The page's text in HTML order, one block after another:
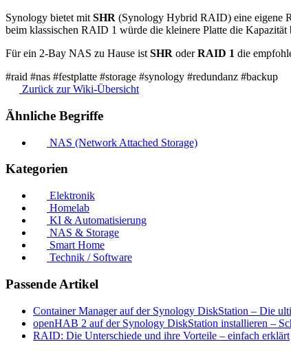
Synology bietet mit SHR (Synology Hybrid RAID) eine eigene
beim klassischen RAID 1 würde die kleinere Platte die Kapazität
Für ein 2-Bay NAS zu Hause ist SHR oderRAID 1 die
#raid #nas #festplatte #storage #synology #redundanz #backup
Zurück zur Wiki-Übersicht
Ähnliche Begriffe
NAS (Network Attached Storage)
Kategorien
Elektronik
Homelab
KI & Automatisierung
NAS & Storage
Smart Home
Technik / Software
Passende Artikel
Container Manager auf der Synology DiskStation – Die
openHAB 2 auf der Synology DiskStation installieren –
RAID: Die Unterschiede und ihre Vorteile – einfach erklärt